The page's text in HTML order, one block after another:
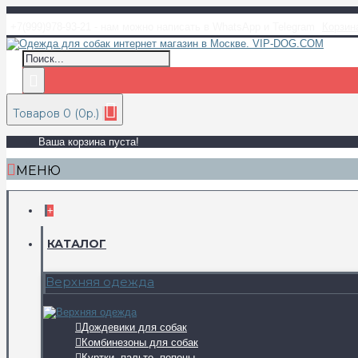
Товаров 0 (0р.)
Ваша корзина пуста!
МЕНЮ
+
КАТАЛОГ
Верхняя одежда
Дождевики для собак
Комбинезоны для собак